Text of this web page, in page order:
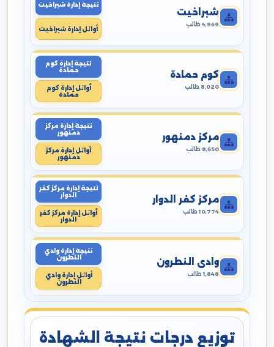
شبراخيت
4,969 طالب
نتيجة إدارة شبراخيت
أوائل إدارة شبراخيت
كوم حمادة
8,020 طالب
نتيجة إدارة كوم
حمادة
أوائل إدارة كوم
حمادة
مركز دمنهور
8,650 طالب
نتيجة إدارة مركز
دمنهور
أوائل إدارة مركز
دمنهور
مركز كفر الدوار
10,774 طالب
نتيجة إدارة مركز كفر
الدوار
أوائل إدارة مركز كفر
الدوار
وادي النطرون
1,848 طالب
نتيجة إدارة وادي
النطرون
أوائل إدارة وادي
النطرون
توزيع درجات نتيجة الشهادة